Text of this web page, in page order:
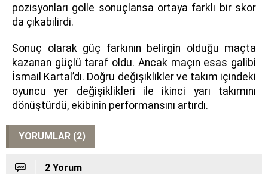
pozisyonları golle sonuçlansa ortaya farklı bir skor
da çıkabilirdi.
Sonuç olarak güç farkının belirgin olduğu maçta
kazanan güçlü taraf oldu. Ancak maçın esas galibi
İsmail Kartal’dı. Doğru değişiklikler ve takım içindeki
oyuncu yer değişiklikleri ile ikinci yarı takımını
dönüştürdü, ekibinin performansını artırdı.
YORUMLAR (2)
2 Yorum